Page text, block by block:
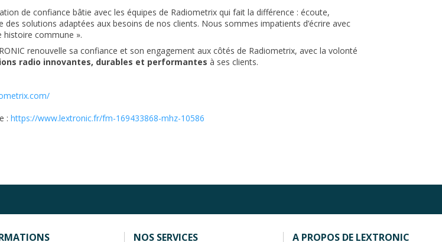
de confiance bâtie avec les équipes de Radiometrix qui fait la différence : écoute,
solutions adaptées aux besoins de nos clients. Nous sommes impatients d’écrire avec
histoire commune ».
renouvelle sa confiance et son engagement aux côtés de Radiometrix, avec la volonté
radio innovantes, durables et performantes à ses clients.
: https://www.lextronic.fr/fm-169433868-mhz-10586
NOS SERVICES A PROPOS DE LEXTRONIC